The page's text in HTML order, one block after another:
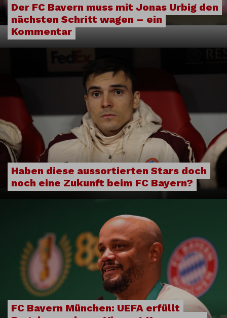
Der FC Bayern muss mit Jonas Urbig den
nächsten Schritt wagen – ein
Kommentar
Haben diese aussortierten Stars doch
noch eine Zukunft beim FC Bayern?
FC Bayern München: UEFA erfüllt